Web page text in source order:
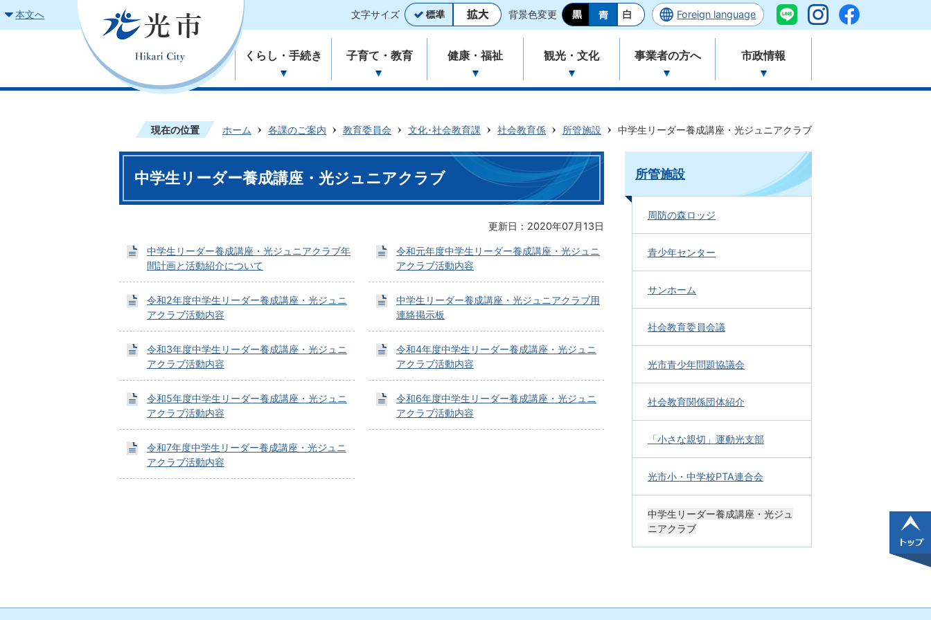
本文へ 文字サイズ 背景色変更 Foreign language
くらし・手続き 子育て・教育 健康・福祉 観光・文化 事業者の方へ 市政情報
現在の位置 ホーム 各課のご案内 教育委員会 文化･社会教育課 社会教育係 所管施設 中学生リーダー養成講座・光ジュニアクラブ
中学生リーダー養成講座・光ジュニアクラブ
更新日：2020年07月13日
中学生リーダー養成講座・光ジュニアクラブ年
間計画と活動紹介について
令和元年度中学生リーダー養成講座・光ジュニ
アクラブ活動内容
令和2年度中学生リーダー養成講座・光ジュニ
アクラブ活動内容
中学生リーダー養成講座・光ジュニアクラブ用
連絡掲示板
令和3年度中学生リーダー養成講座・光ジュニ
アクラブ活動内容
令和4年度中学生リーダー養成講座・光ジュニ
アクラブ活動内容
令和5年度中学生リーダー養成講座・光ジュニ
アクラブ活動内容
令和6年度中学生リーダー養成講座・光ジュニ
アクラブ活動内容
令和7年度中学生リーダー養成講座・光ジュニ
アクラブ活動内容
所管施設
周防の森ロッジ
青少年センター
サンホーム
社会教育委員会議
光市青少年問題協議会
社会教育関係団体紹介
「小さな親切」運動光支部
光市小・中学校PTA連合会
中学生リーダー養成講座・光ジュ
ニアクラブ